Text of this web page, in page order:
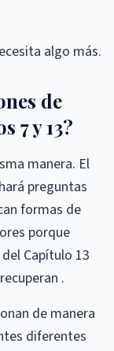
algo más.
de
7 y 13?
manera. El
preguntas
formas de
porque
Capítulo 13
.
de manera
diferentes